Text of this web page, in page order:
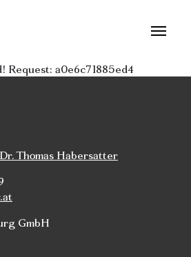
Request: a0e6c71885ed4
Dr. Thomas Habersatter
GmbH